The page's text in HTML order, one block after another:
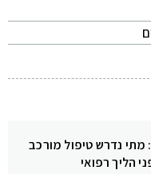
מתי נדרש טיפול מורכב
הליך רפואי